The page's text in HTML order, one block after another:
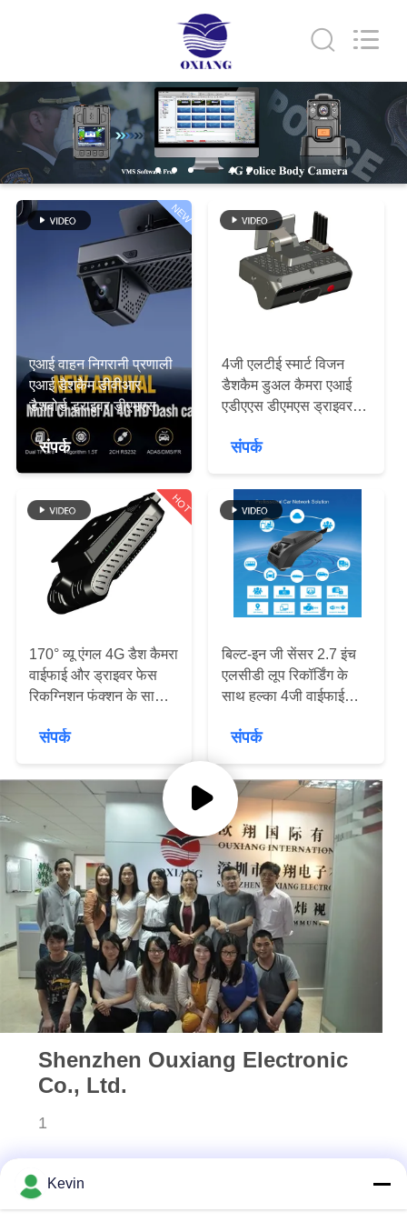
घर
उत्पाद
वीडियो
हमारे
बारे
फ़ैक्टरी
गुणवत्ता
नियंत्रण
हमसे
संपर्क
समाचार
मामले
उद्धरण
मांगें
साइटमैप
गोपनीयता
नीति
Reserved.
NEW
एआई वाहन निगरानी प्रणाली
एआई डैशकैम डीवीआर
डैशबोर्ड ड्राइवर डीएमएस
एडीएएस पता लगाने
संपर्क
4जी एलटीई स्मार्ट विजन
डैशकैम डुअल कैमरा एआई
एडीएएस डीएमएस ड्राइवर
संपर्क
HOT
170° व्यू एंगल 4G डैश कैमरा
वाईफाई और ड्राइवर फेस
रिकग्निशन फंक्शन के साथ
संपर्क
बिल्ट-इन जी सेंसर 2.7 इंच
एलसीडी लूप रिकॉर्डिंग के
साथ हल्का 4जी वाईफाई
संपर्क
Shenzhen Ouxiang Electronic
Co., Ltd.
1
Kevin